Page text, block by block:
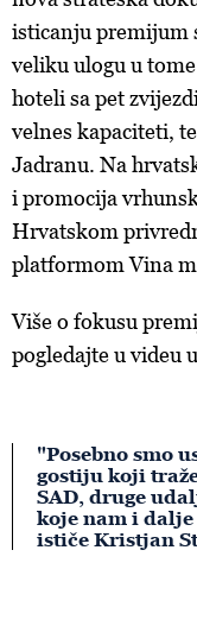
o kolačićima i
kolačića. Kolačiće
ažurirati klikom na
kojem trenutku
isticanju premijum
veliku ulogu u
hoteli sa pet
velnes kapaciteti,
Jadranu. Na
i promocija
Hrvatskom
platformom Vina
Više o fokusu
pogledajte u videu
"Posebno smo
gostiju koji
SAD, druge
koje nam i
ističe Kristjan